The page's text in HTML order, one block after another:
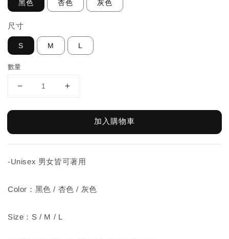
黑色 杏色 灰色
尺寸
S M L
數量
加入購物車
-Unisex 男女皆可著用
Color：黑色 / 杏色 / 灰色
Size：S / M / L